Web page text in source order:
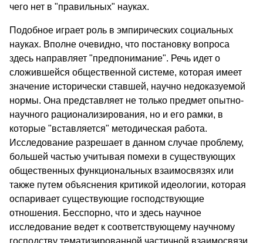
чего нет в "правильных" науках.
Подобное играет роль в эмпирических социальных
науках. Вполне очевидно, что постановку вопроса
здесь направляет "предпонимание". Речь идет о
сложившейся общественной системе, которая имеет
значение исторически ставшей, научно недоказуемой
нормы. Она представляет не только предмет опытно-
научного рационализирования, но и его рамки, в
которые "вставляется" методическая работа.
Исследование разрешает в данном случае проблему,
большей частью учитывая помехи в существующих
общественных функциональных взаимосвязях или
также путем объяснения критикой идеологии, которая
оспаривает существующие господствующие
отношения. Бесспорно, что и здесь научное
исследование ведет к соответствующему научному
господству тематизированной частичной взаимосвязи